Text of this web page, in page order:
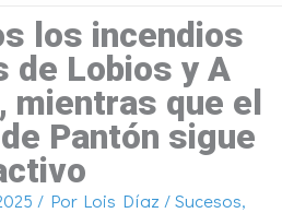
los incendios
Lobios y A
mientras que el
Pantón sigue
/ Por Lois Díaz /Sucesos,